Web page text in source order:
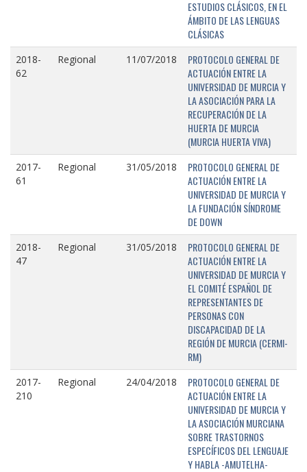
ESTUDIOS CLÁSICOS, EN EL
ÁMBITO DE LAS LENGUAS
CLÁSICAS
2018-
62
Regional 11/07/2018
PROTOCOLO GENERAL DE
ACTUACIÓN ENTRE LA
UNIVERSIDAD DE MURCIA Y
LA ASOCIACIÓN PARA LA
RECUPERACIÓN DE LA
HUERTA DE MURCIA
(MURCIA HUERTA VIVA)
2017-
61
Regional 31/05/2018
PROTOCOLO GENERAL DE
ACTUACIÓN ENTRE LA
UNIVERSIDAD DE MURCIA Y
LA FUNDACIÓN SÍNDROME
DE DOWN
2018-
47
Regional 31/05/2018
PROTOCOLO GENERAL DE
ACTUACIÓN ENTRE LA
UNIVERSIDAD DE MURCIA Y
EL COMITÉ ESPAÑOL DE
REPRESENTANTES DE
PERSONAS CON
DISCAPACIDAD DE LA
REGIÓN DE MURCIA (CERMI-
RM)
2017-
210
Regional 24/04/2018
PROTOCOLO GENERAL DE
ACTUACIÓN ENTRE LA
UNIVERSIDAD DE MURCIA Y
LA ASOCIACIÓN MURCIANA
SOBRE TRASTORNOS
ESPECÍFICOS DEL LENGUAJE
Y HABLA -AMUTELHA-